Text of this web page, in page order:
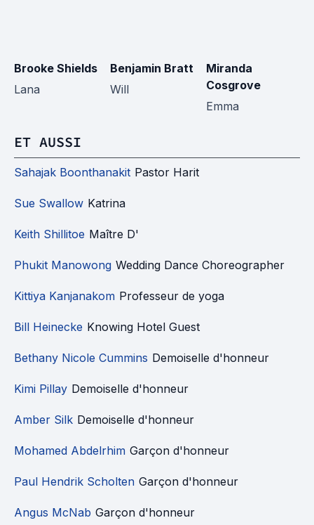
Brooke Shields
Lana
Benjamin Bratt
Will
Miranda
Cosgrove
Emma
ET AUSSI
Sahajak Boonthanakit Pastor Harit
Sue Swallow Katrina
Keith Shillitoe Maître D'
Phukit Manowong Wedding Dance Choreographer
Kittiya Kanjanakom Professeur de yoga
Bill Heinecke Knowing Hotel Guest
Bethany Nicole Cummins Demoiselle d'honneur
Kimi Pillay Demoiselle d'honneur
Amber Silk Demoiselle d'honneur
Mohamed Abdelrhim Garçon d'honneur
Paul Hendrik Scholten Garçon d'honneur
Angus McNab Garçon d'honneur